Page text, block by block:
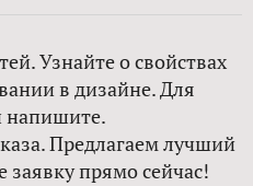
Узнайте о свойствах
в дизайне. Для
напишите.
Предлагаем лучший
заявку прямо сейчас!